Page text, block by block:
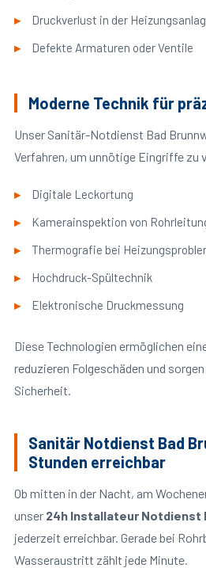
Druckverlust in der
Defekte Armaturen oder Ventile
Moderne Technik für
Unser Sanitär-Notdienst Bad
Verfahren, um unnötige Eingriffe zu
Digitale Leckortung
Kamerainspektion von
Thermografie bei
Hochdruck-Spültechnik
Elektronische Druckmessung
Diese Technologien ermöglichen
reduzieren Folgeschäden und
Sicherheit.
Sanitär Notdienst Bad
Stunden erreichbar
Ob mitten in der Nacht, am
unser 24h Installateur Notdienst
jederzeit erreichbar. Gerade bei
Wasseraustritt zählt jede Minute.